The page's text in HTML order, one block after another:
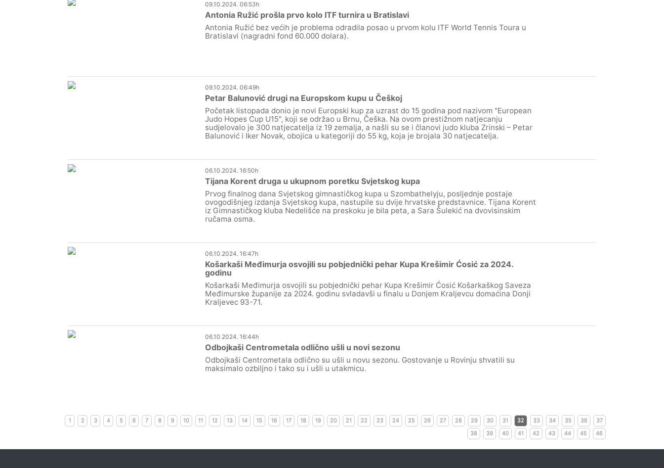
09.10.2024. 06:53h
Antonia Ružić prošla prvo kolo ITF turnira u Bratislavi
Antonia Ružić bez većih je problema odradila posao u prvom kolu ITF World Tennis Toura u
Bratislavi (nagradni fond 60.000 dolara).
09.10.2024. 06:49h
Petar Balunović drugi na Europskom kupu u Češkoj
Početak listopada donio je novi Europski kup za uzrast do 15 godina pod nazivom "European
Judo Hopes Cup U15", koji se održao u Brnu, Češka. Na ovom prestižnom natjecanju
sudjelovalo je 300 natjecatelja iz 19 zemalja, a našli su se i članovi judo kluba Zrinski – Petar
Balunović i Iker Novak, obojica u kategoriji do 55 kg, koja je brojala 30 natjecatelja.
06.10.2024. 16:50h
Tijana Korent druga u ukupnom poretku Svjetskog kupa
Prvog finalnog dana Svjetskog gimnastičkog kupa u Szombathelyju, posljednje postaje
ovogodišnjeg izdanja Svjetskog kupa, nastupile su dvije hrvatske predstavnice. Tijana Korent
iz Gimnastičkog kluba Nedelišće na preskoku je bila peta, a Sara Šulekić na dvovisinskim
ručama osma.
06.10.2024. 16:47h
Košarkaši Međimurja osvojili su pobjednički pehar Kupa Krešimir Ćosić za 2024.
godinu
Košarkaši Međimurja osvojili su pobjednički pehar Kupa Krešimir Ćosić Košarkaškog Saveza
Međimurske županije za 2024. godinu svladavši u finalu u Donjem Kraljevcu domaćina Donji
Kraljevec 93-71.
06.10.2024. 16:44h
Odbojkaši Centrometala odlično ušli u novi sezonu
Odbojkaši Centrometala odlično su ušli u novu sezonu. Gostovanje u Rovinju shvatili su
maksimalo ozbiljno i tako su i ušli u utakmicu.
1 2 3 4 5 6 7 8 9 10 11 12 13 14 15 16 17 18 19 20 21 22 23 24 25 26 27 28 29 30 31 32 33 34 35 36
37
38
39 40 41 42 43 44 45 46